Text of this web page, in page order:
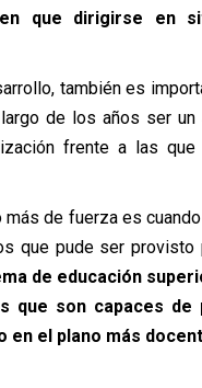
que dirigirse en
también es
de los años ser
frente a las
de fuerza es
que pude ser
de educación
que son capaces
en el plano más